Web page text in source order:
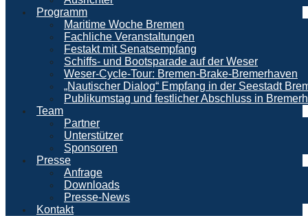
Programm
Maritime Woche Bremen
Fachliche Veranstaltungen
Festakt mit Senatsempfang
Schiffs- und Bootsparade auf der Weser
Weser-Cycle-Tour: Bremen-Brake-Bremerhaven
„Nautischer Dialog“ Empfang in der Seestadt
Publikumstag und festlicher Abschluss in
Team
Partner
Unterstützer
Sponsoren
Presse
Anfrage
Downloads
Presse-News
Kontakt